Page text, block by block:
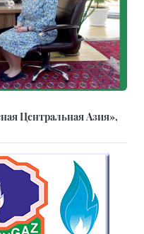
Центральная Азия»,